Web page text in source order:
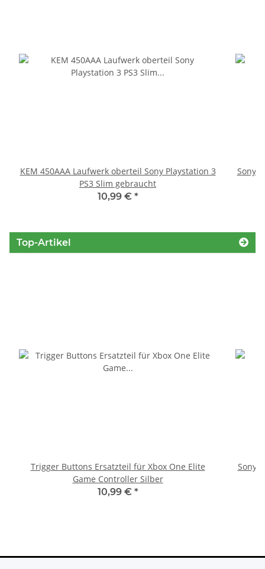
KEM 450AAA Laufwerk oberteil Sony Playstation 3
PS3 Slim gebraucht
10,99 € *
Sony
Top-Artikel
Trigger Buttons Ersatzteil für Xbox One Elite
Game Controller Silber
10,99 € *
Sony